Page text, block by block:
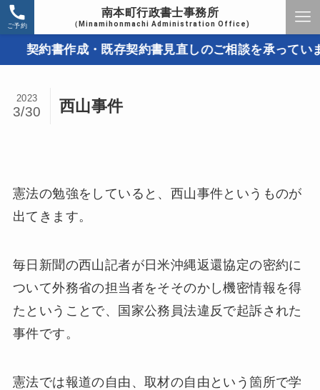
南本町行政書士事務所
（Minamihonmachi Administration Office)
ご予約
約書作成・既存契約書見直しのご相談を承っています
西山事件
2023
3/30
憲法の勉強をしていると、西山事件というものが
出てきます。
毎日新聞の西山記者が日米沖縄返還協定の密約に
ついて外務省の担当者をそそのかし機密情報を得
たということで、国家公務員法違反で起訴された
事件です。
憲法では報道の自由、取材の自由という箇所で学